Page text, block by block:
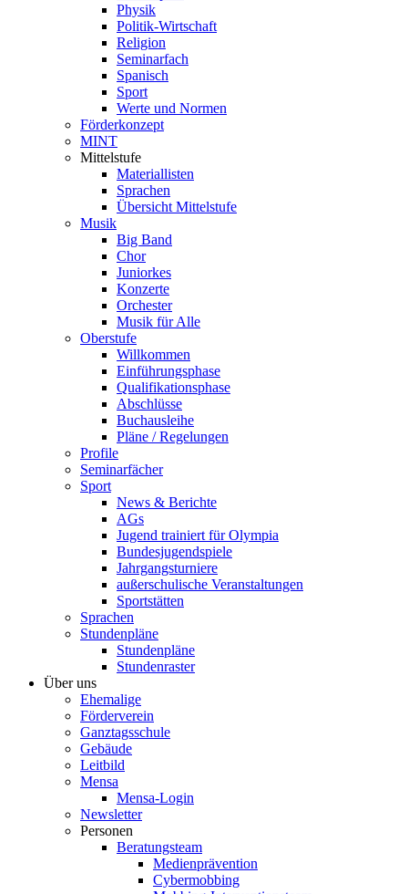
Physik
Politik-Wirtschaft
Religion
Seminarfach
Spanisch
Sport
Werte und Normen
Förderkonzept
MINT
Mittelstufe
Materiallisten
Sprachen
Übersicht Mittelstufe
Musik
Big Band
Chor
Juniorkes
Konzerte
Orchester
Musik für Alle
Oberstufe
Willkommen
Einführungsphase
Qualifikationsphase
Abschlüsse
Buchausleihe
Pläne / Regelungen
Profile
Seminarfächer
Sport
News & Berichte
AGs
Jugend trainiert für Olympia
Bundesjugendspiele
Jahrgangsturniere
außerschulische Veranstaltungen
Sportstätten
Sprachen
Stundenpläne
Stundenpläne
Stundenraster
Über uns
Ehemalige
Förderverein
Ganztagsschule
Gebäude
Leitbild
Mensa
Mensa-Login
Newsletter
Personen
Beratungsteam
Medienprävention
Cybermobbing